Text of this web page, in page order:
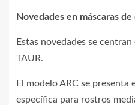
Novedades en máscaras
Estas novedades se
TAUR.
El modelo ARC se presenta
específica para rostros